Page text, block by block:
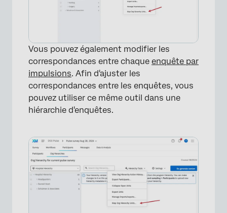
Vous pouvez également modifier les
correspondances entre chaque enquête par
impulsions. Afin d'ajuster les
correspondances entre les enquêtes, vous
pouvez utiliser ce même outil dans une
hiérarchie d'enquêtes.